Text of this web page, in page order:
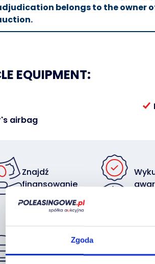
Zgoda
belongs to the owner
EQUIPMENT:
airbag
Znajdź
finansowanie